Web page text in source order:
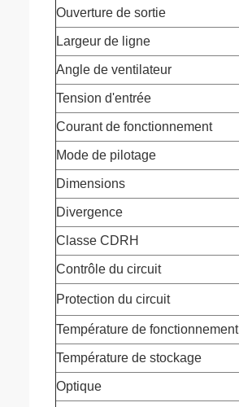
Ouverture de sortie
Largeur de ligne
Angle de ventilateur
Tension d'entrée
Courant de fonctionnement
Mode de pilotage
Dimensions
Divergence
Classe CDRH
Contrôle du circuit
Protection du circuit
Température de fonctionnement
Température de stockage
Optique